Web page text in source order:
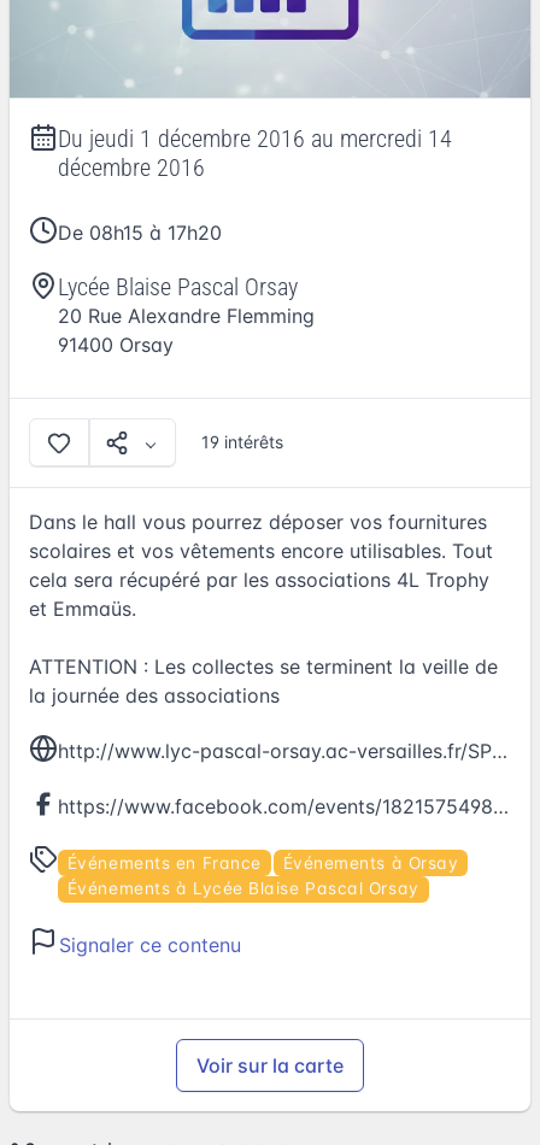
Du jeudi 1 décembre 2016 au mercredi 14
décembre 2016
De 08h15 à 17h20
Lycée Blaise Pascal Orsay
20 Rue Alexandre Flemming
91400 Orsay
19 intérêts
Dans le hall vous pourrez déposer vos fournitures
scolaires et vos vêtements encore utilisables. Tout
cela sera récupéré par les associations 4L Trophy
et Emmaüs.
ATTENTION : Les collectes se terminent la veille de
la journée des associations
http://www.lyc-pascal-orsay.ac-versailles.fr/SPIP/index.php
https://www.facebook.com/events/1821575498100108
Événements en France
Événements à Orsay
Événements à Lycée Blaise Pascal Orsay
Signaler ce contenu
Voir sur la carte